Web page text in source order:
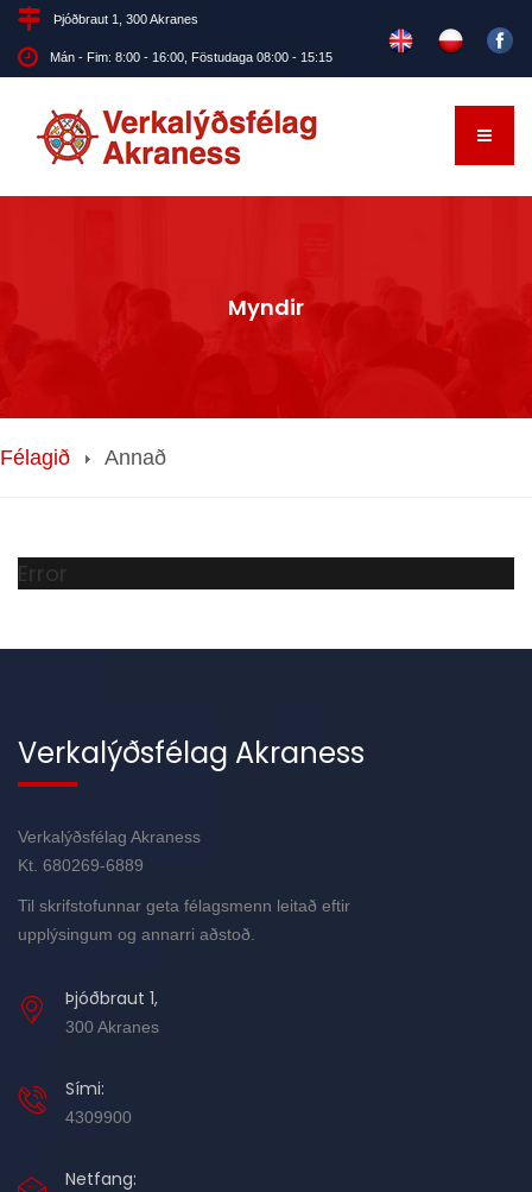
Þjóðbraut 1, 300 Akranes
Mán - Fim: 8:00 - 16:00, Föstudaga 08:00 - 15:15
Myndir
Félagið Annað
Error
Verkalýðsfélag Akraness
Verkalýðsfélag Akraness
Kt. 680269-6889
Til skrifstofunnar geta félagsmenn leitað eftir
upplýsingum og annarri aðstoð.
Þjóðbraut 1,
300 Akranes
Sími:
4309900
Netfang: